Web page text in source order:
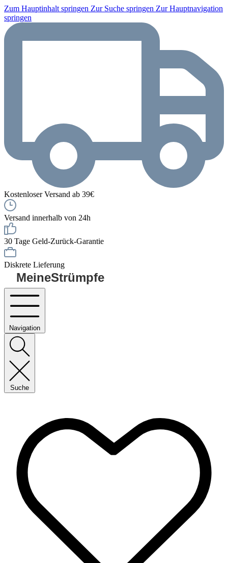
Zum Hauptinhalt springen Zur Suche springen Zur Hauptnavigation
springen
Kostenloser Versand ab 39€
Versand innerhalb von 24h
30 Tage Geld-Zurück-Garantie
Diskrete Lieferung
MeineStrümpfe
Navigation
Suche